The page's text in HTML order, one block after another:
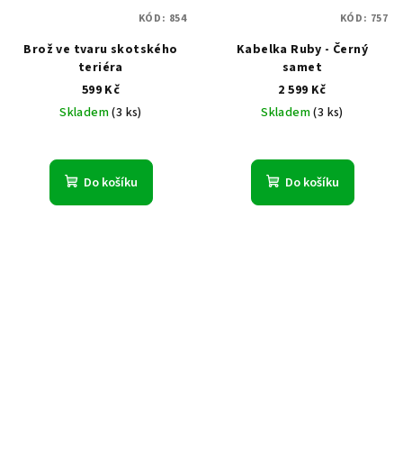
Brož ve tvaru skotského
teriéra
599 Kč
Skladem(3 ks)
Do košíku
KÓD: 854
Kabelka Ruby - Černý
samet
2 599 Kč
Skladem(3 ks)
Do košíku
KÓD: 757